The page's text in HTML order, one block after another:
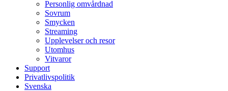
Personlig omvårdnad
Sovrum
Smycken
Streaming
Upplevelser och resor
Utomhus
Vitvaror
Support
Privatlivspolitik
Svenska